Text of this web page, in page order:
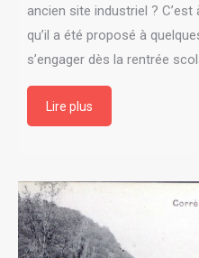
ancien site industriel ?
qu’il a été proposé à
s’engager dès la rentrée
Lire plus